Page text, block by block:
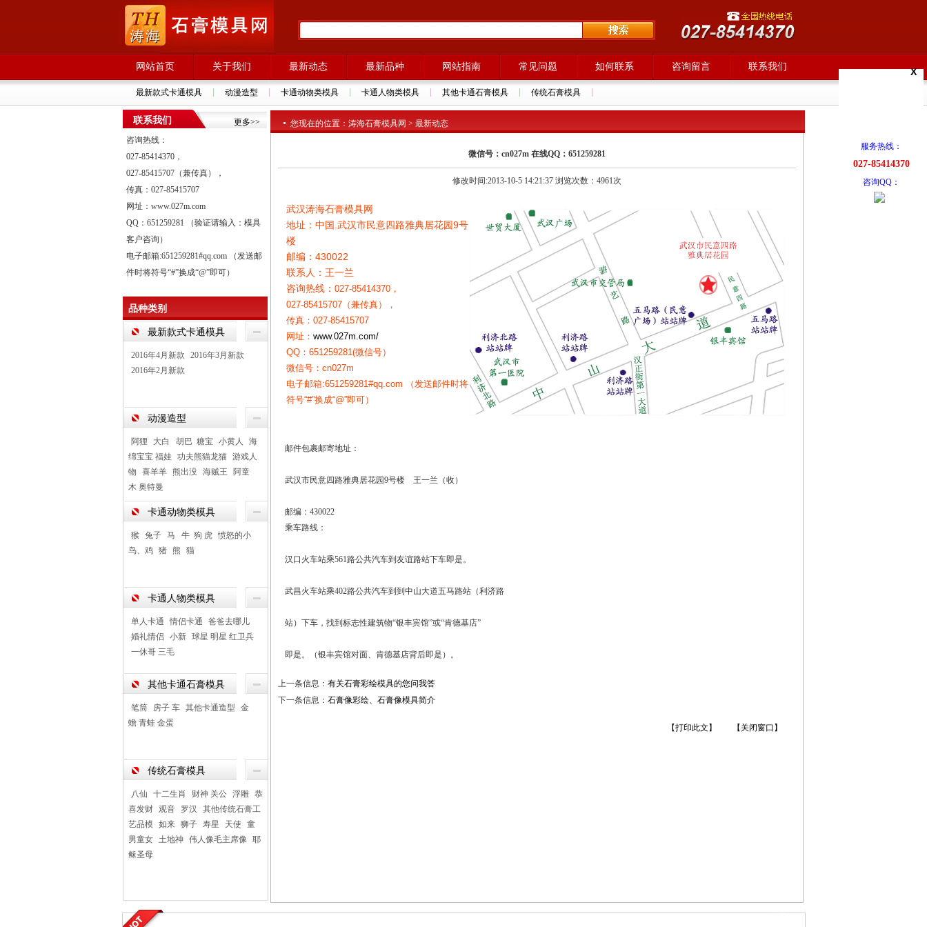
X
服务热线：
027-85414370
咨询QQ：
网站首页 关于我们 最新动态 最新品种 网站指南 常见问题 如何联系 咨询留言 联系我们
最新款式卡通模具 动漫造型 卡通动物类模具 卡通人物类模具 其他卡通石膏模具 传统石膏模具
更多>>
联系我们
咨询热线：
027-85414370，
027-85415707（兼传真），
传真：027-85415707
网址：www.027m.com
QQ：651259281 （验证请输入：模具
客户咨询）
电子邮箱:651259281#qq.com （发送邮
件时将符号“#”换成“@”即可）
品种类别
最新款式卡通模具
2016年4月新款
2016年3月新款
2016年2月新款
动漫造型
阿狸 大白 胡巴 糖宝 小黄人
海
绵宝宝 福娃
功夫熊猫龙猫
游戏人
物
喜羊羊 熊出没 海贼王
阿童
木 奥特曼
卡通动物类模具
猴 兔子 马 牛 狗 虎
愤怒的小
鸟、鸡
猪 熊 猫
卡通人物类模具
单人卡通 情侣卡通
爸爸去哪儿
婚礼情侣
小新
球星 明星 红卫兵
一休哥 三毛
其他卡通石膏模具
笔筒 房子 车 其他卡通造型
金
蟾 青蛙 金蛋
传统石膏模具
八仙 十二生肖 财神 关公 浮雕
恭
喜发财
观音 罗汉
其他传统石膏工
艺品模
如来 狮子 寿星 天使
童
男童女
土地神 伟人像毛主席像
耶
稣圣母
您现在的位置：涛海石膏模具网 > 最新动态
微信号：cn027m 在线QQ：651259281
修改时间:2013-10-5 14:21:37 浏览次数：4961次
武汉涛海石膏模具网
地址：中国.武汉市民意四路雅典居花园9号
楼
邮编：430022
联系人：王一兰
咨询热线： 027-85414370，
027-85415707（兼传真），
传真：027-85415707
网址： www.027m.com/
QQ：651259281(微信号）
微信号：cn027m
电子邮箱:651259281#qq.com （发送邮件时将
符号“#”换成“@”即可）
邮件包裹邮寄地址：
武汉市民意四路雅典居花园9号楼 王一兰（收）
邮编：430022
乘车路线：
汉口火车站乘561路公共汽车到友谊路站下车即是。
武昌火车站乘402路公共汽车到到中山大道五马路站（利济路
站）下车，找到标志性建筑物“银丰宾馆”或“肯德基店”
即是。（银丰宾馆对面、肯德基店背后即是）。
上一条信息： 有关石膏彩绘模具的您问我答
下一条信息： 石膏像彩绘、石膏像模具简介
【打印此文】 【关闭窗口】